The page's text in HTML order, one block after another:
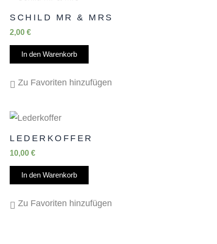
SCHILD MR & MRS
2,00 €
In den Warenkorb
Zu Favoriten hinzufügen
LEDERKOFFER
10,00 €
In den Warenkorb
Zu Favoriten hinzufügen